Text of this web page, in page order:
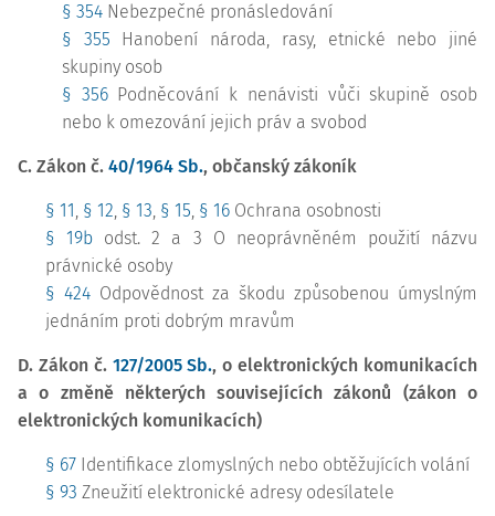
§ 354 Nebezpečné pronásledování
§ 355 Hanobení národa, rasy, etnické nebo jiné
skupiny osob
§ 356Podněcování k nenávisti vůči skupině osob
nebo k omezování jejich práv a svobod
C. Zákon č. 40/1964 Sb., občanský zákoník
§ 11, § 12, § 13, § 15, § 16 Ochrana osobnosti
§ 19b odst. 2 a 3 O neoprávněném použití názvu
právnické osoby
§ 424 Odpovědnost za škodu způsobenou úmyslným
jednáním proti dobrým mravům
D. Zákon č. 127/2005 Sb., o elektronických komunikacích
a o změně některých souvisejících zákonů (zákon o
elektronických komunikacích)
§ 67 Identifikace zlomyslných nebo obtěžujících volání
§ 93 Zneužití elektronické adresy odesílatele